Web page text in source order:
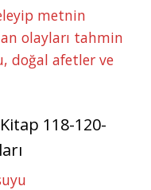
metnin
olayları tahmin
doğal afetler ve
118-120-